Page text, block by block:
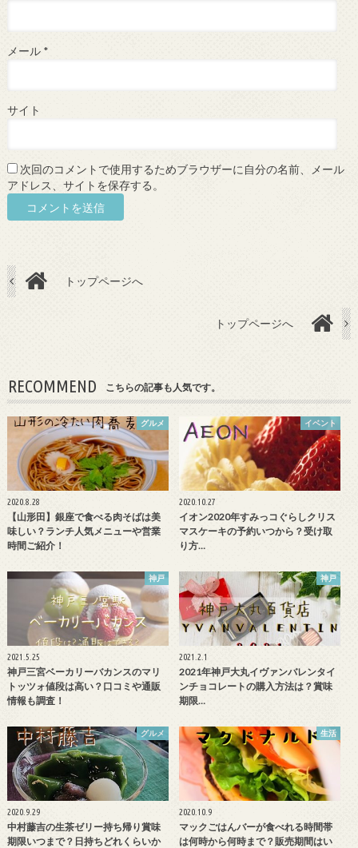
メール *
サイト
次回のコメントで使用するためブラウザーに自分の名前、メール
アドレス、サイトを保存する。
トップページへ
トップページへ
RECOMMEND こちらの記事も人気です。
グルメ
2020.8.28
【山形田】銀座で食べる肉そばは美
味しい？ランチ人気メニューや営業
時間ご紹介！
イベント
2020.10.27
イオン2020年すみっコぐらしクリス
マスケーキの予約いつから？受け取
り方…
神戸
2021.5.25
神戸三宮ベーカリーバカンスのマリ
トッツォ値段は高い？口コミや通販
情報も調査！
神戸
2021.2.1
2021年神戸大丸イヴァンバレンタイ
ンチョコレートの購入方法は？賞味
期限…
グルメ
2020.9.29
中村藤吉の生茶ゼリー持ち帰り賞味
期限いつまで？日持ちどれくらいか
生活
2020.10.9
マックごはんバーが食べれる時間帯
は何時から何時まで？販売期間はい